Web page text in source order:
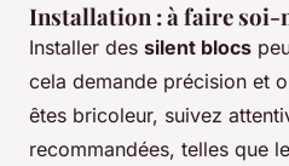
Installation : à faire soi-
Installer des silent blocs
cela demande précision et
êtes bricoleur, suivez
recommandées, telles que